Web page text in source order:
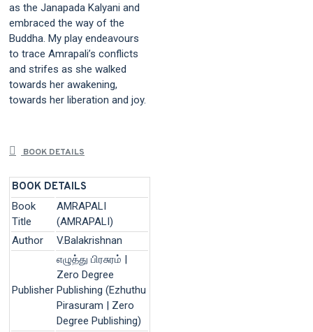
as the Janapada Kalyani and
embraced the way of the
Buddha. My play endeavours
to trace Amrapali’s conflicts
and strifes as she walked
towards her awakening,
towards her liberation and joy.
BOOK DETAILS
BOOK DETAILS
Book
Title
AMRAPALI
(AMRAPALI)
Author
V.Balakrishnan
Publisher
எழுத்து பிரசுரம் |
Zero Degree
Publishing (Ezhuthu
Pirasuram | Zero
Degree Publishing)